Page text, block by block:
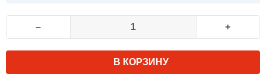
– +
В КОРЗИНУ